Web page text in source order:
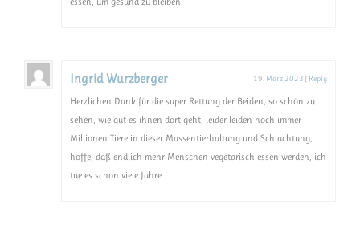
Ingrid Wurzberger 19. März 2023 | Reply
Herzlichen Dank für die super Rettung der Beiden, so schön zu
sehen, wie gut es ihnen dort geht, leider leiden noch immer
Millionen Tiere in dieser Massentierhaltung und Schlachtung,
hoffe, daß endlich mehr Menschen vegetarisch essen werden, ich
tue es schon viele Jahre